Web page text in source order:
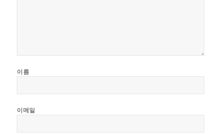
이름
이메일